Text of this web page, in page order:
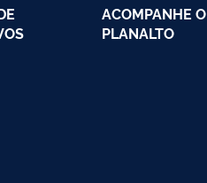
ACOMPANHE O
PLANALTO